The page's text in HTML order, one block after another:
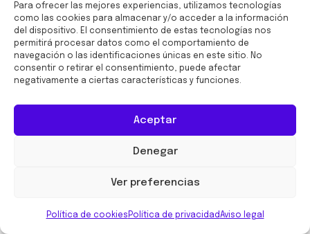
Para ofrecer las mejores experiencias, utilizamos tecnologías
como las cookies para almacenar y/o acceder a la información
del dispositivo. El consentimiento de estas tecnologías nos
permitirá procesar datos como el comportamiento de
navegación o las identificaciones únicas en este sitio. No
consentir o retirar el consentimiento, puede afectar
negativamente a ciertas características y funciones.
Aceptar
Denegar
Ver preferencias
Política de cookies Política de privacidadAviso legal
Haz clic para aceptar cookies de
marketing y permitir este contenido